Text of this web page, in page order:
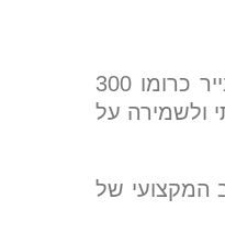
פולדר תדמיתי/שיווקי איכותי בגודל A3 שמודפס על נייר כרומו 300
ולשמירה על
המקצועי של